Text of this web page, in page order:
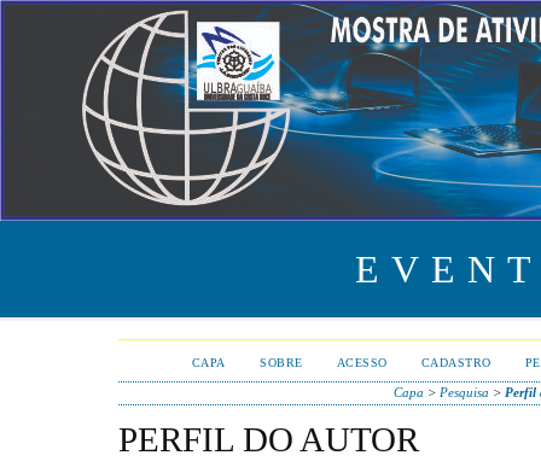
CAPA SOBRE ACESSO CADASTRO
Capa > Pesquisa > Perfil
PERFIL DO AUTOR